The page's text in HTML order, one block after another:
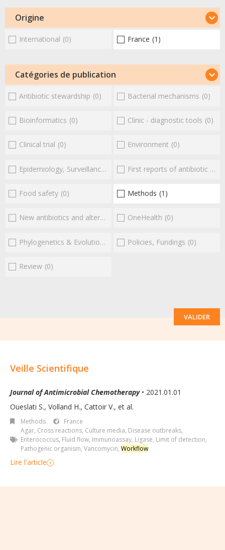
Origine
International (0) France (1)
Catégories de publication
Antibiotic stewardship (0) Bacterial mechanisms (0)
Bioinformatics (0) Clinic - diagnostic tools (0)
Clinical trial (0) Environment (0)
Epidemiology, Surveillance First reports of antibiotic resistance
Food safety (0) Methods (1)
New antibiotics and alternatives (0)
OneHealth (0)
Phylogenetics & Evolution Policies, Fundings (0)
Review (0)
VALIDER
Veille Scientifique
Journal of Antimicrobial Chemotherapy• 2021.01.01
Oueslati S., Volland H., Cattoir V., et al.
Methods
France
Agar, Cross reactions, Culture media, Disease outbreaks,
Enterococcus, Fluid flow, Immunoassay, Ligase, Limit of detection,
Pathogenic organism, Vancomycin, Workflow
Lire l'article